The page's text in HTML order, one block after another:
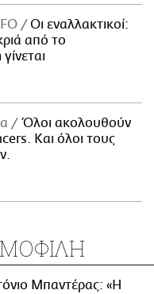
Οι εναλλακτικοί:
από το
Όλοι ακολουθούν
Και όλοι τους
Μπαντέρας: «Η